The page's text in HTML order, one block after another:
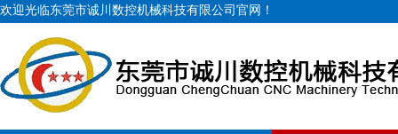
欢迎光临东莞市诚川数控机械科技有限公司官网！